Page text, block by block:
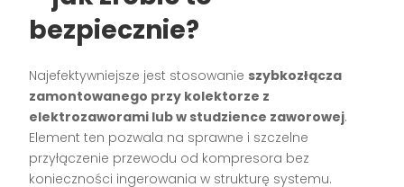
bezpiecznie?
Najefektywniejsze jest stosowanie szybkozłącza
zamontowanego przy kolektorze z
elektrozaworami lub w studzience zaworowej.
Element ten pozwala na sprawne i szczelne
przyłączenie przewodu od kompresora bez
konieczności ingerowania w strukturę systemu.